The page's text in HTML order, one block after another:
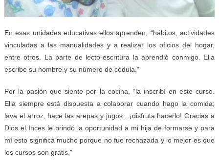
En esas unidades educativas ellos aprenden, “hábitos, actividades
vinculadas a las manualidades y a realizar los oficios del hogar,
entre otros. La parte de lecto-escritura la aprendió conmigo. Ella
escribe su nombre y su número de cédula.”
Por la pasión que siente por la cocina, “la inscribí en este curso.
Ella siempre está dispuesta a colaborar cuando hago la comida;
lava el arroz, hace las arepas y jugos…¡disfruta hacerlo! Gracias a
Dios el Inces le brindó la oportunidad a mi hija de formarse y para
mí esto significa mucho porque no fue rechazada y lo mejor es que
los cursos son gratis.”